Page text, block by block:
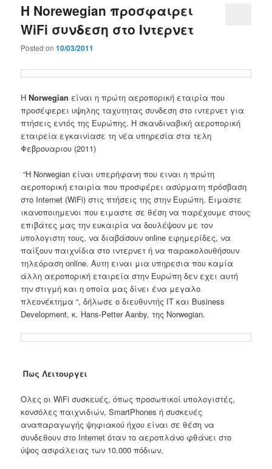
Η Norewegian προσφαιρει
WiFi συνδεση στο Ιντερνετ
Posted on10/03/2011
ΗNorwegian είναι η πρώτη αεροπορική εταιρία που
προσέφερει υψηλης ταχυτητας συνδεση στο ιντερνετ για
πτήσεις εντός της Ευρώπης. Η σκανδιναβική αεροπορική
εταιρεία εγκαινίασε τη νέα υπηρεσία στα τελη
Φεβρουαριου (2011)
“Η Norwegian είναι υπερήφανη που ειναι η πρώτη
αεροπορική εταιρία που προσφέρει ασύρματη πρόσβαση
στο Internet (WiFi) στις πτήσεις της στην Ευρώπη. Ειμαστε
ικανοποιημενοι που ειμαστε σε θέση να παρέχουμε στους
επιβάτες μας την ευκαιρία να δουλέψουν με τον
υπολογιστη τους, να διαβάσουν online εφημερίδες, να
παίξουν παιχνίδια στο ιντερνετ ή να παρακολουθήσουν
τηλεόραση online. Αυτη ειναι μια υπηρεσια που καμία
άλλη αεροπορική εταιρεία στην Ευρώπη δεν εχει αυτή
την στιγμή και η οποία μας δίνει ένα μεγαλο
πλεονέκτημα “, δήλωσε ο διευθυντής IT και Business
Development, κ. Hans-Petter Aanby, της Norwegian.
Πως Λειτουργει
Ολες οι WiFi συσκευές, όπως προσωπικοί υπολογιστές,
κονσόλες παιχνιδιών, SmartPhones ή συσκευές
αναπαραγωγής ψηφιακού ήχου είναι σε θέση να
συνδεθουν στο Internet όταν το αεροπλάνο φθάνει στο
ύψος ασφάλειας των 10.000 πόδιων.